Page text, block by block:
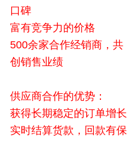
口碑
富有竞争力的价格
500余家合作经销商，共
创销售业绩
供应商合作的优势：
获得长期稳定的订单增长
实时结算货款，回款有保